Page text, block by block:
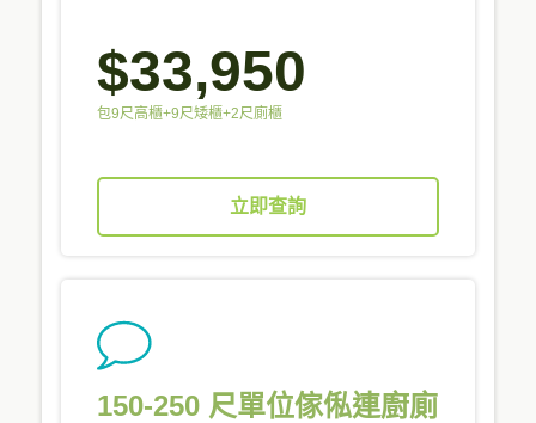
$33,950
包9尺高櫃+9尺矮櫃+2尺廁櫃
立即查詢
150-250 尺單位傢俬連廚廁